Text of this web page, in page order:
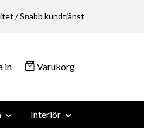
/ Snabb kundtjänst
in Varukorg
Interiör